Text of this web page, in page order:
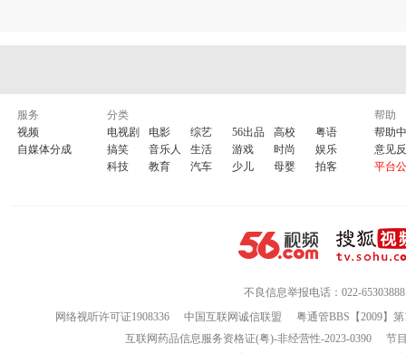
服务
视频
自媒体分成
分类
电视剧
电影 综艺 56出品 高校
粤语
搞笑
音乐人 生活 游戏 时尚
娱乐
科技
教育 汽车 少儿 母婴 拍客
帮助
帮助
意见
平台
不良信息举报电话：022-65303888
网络视听许可证1908336
中国互联网诚信联盟
粤通管BBS【2009】
互联网药品信息服务资格证(粤)-非经营性-2023-0390
节